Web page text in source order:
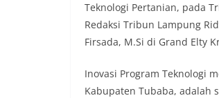
Teknologi Pertanian, pada
Redaksi Tribun Lampung
Firsada, M.Si di Grand Elty
Inovasi Program Teknologi
Kabupaten Tubaba, adalah